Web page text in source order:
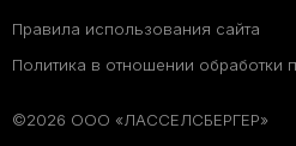
©2026 ООО «ЛАССЕЛСБЕРГЕР»
Правила использования сайта
Политика в отношении обработки